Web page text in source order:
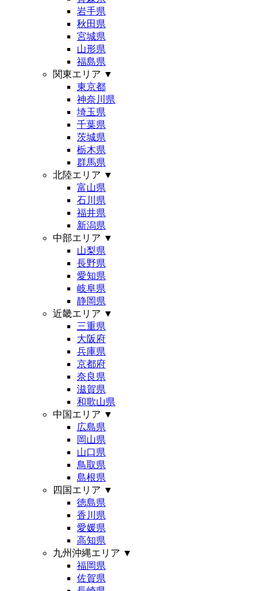
岩手県
秋田県
宮城県
山形県
福島県
関東エリア ▼
東京都
神奈川県
埼玉県
千葉県
茨城県
栃木県
群馬県
北陸エリア ▼
富山県
石川県
福井県
新潟県
中部エリア ▼
山梨県
長野県
愛知県
岐阜県
静岡県
近畿エリア ▼
三重県
大阪府
兵庫県
京都府
奈良県
滋賀県
和歌山県
中国エリア ▼
広島県
岡山県
山口県
鳥取県
島根県
四国エリア ▼
徳島県
香川県
愛媛県
高知県
九州沖縄エリア ▼
福岡県
佐賀県